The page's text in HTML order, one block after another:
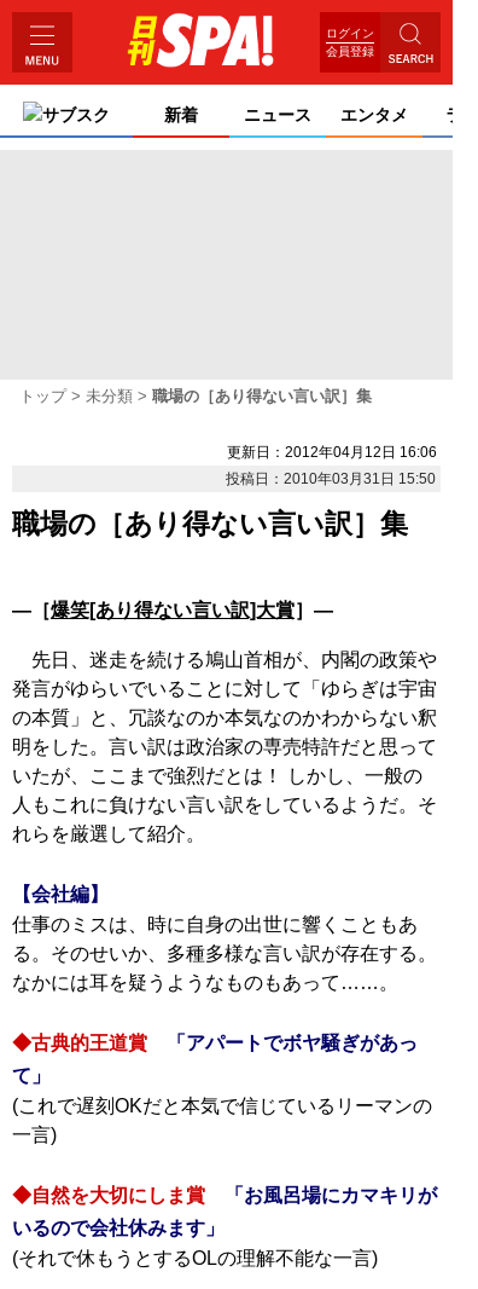
ログイン
会員登録
サブスク 新着 ニュース エンタメ ライ
トップ 未分類 職場の［あり得ない言い訳］集
更新日：2012年04月12日 16:06
投稿日：2010年03月31日 15:50
職場の［あり得ない言い訳］集
―［爆笑[あり得ない言い訳]大賞］―
先日、迷走を続ける鳩山首相が、内閣の政策や
発言がゆらいでいることに対して「ゆらぎは宇宙
の本質」と、冗談なのか本気なのかわからない釈
明をした。言い訳は政治家の専売特許だと思って
いたが、ここまで強烈だとは！ しかし、一般の
人もこれに負けない言い訳をしているようだ。そ
れらを厳選して紹介。
【会社編】
仕事のミスは、時に自身の出世に響くこともあ
る。そのせいか、多種多様な言い訳が存在する。
なかには耳を疑うようなものもあって……。
◆古典的王道賞
「アパートでボヤ騒ぎがあっ
て」
(これで遅刻OKだと本気で信じているリーマンの
一言)
◆自然を大切にしま賞
「お風呂場にカマキリが
いるので会社休みます」
(それで休もうとするOLの理解不能な一言)